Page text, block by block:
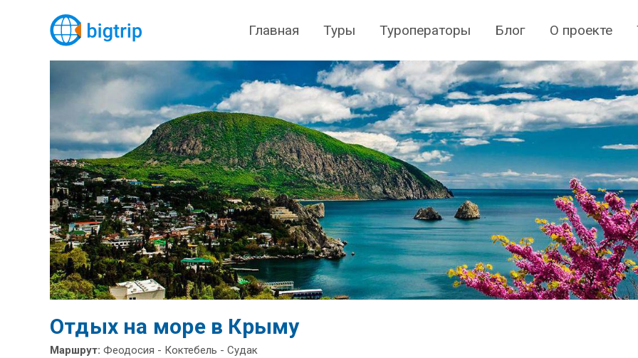
Главная Туры Туроператоры Блог О проекте
Отдых на море в Крыму
Маршрут: Феодосия - Коктебель - Судак